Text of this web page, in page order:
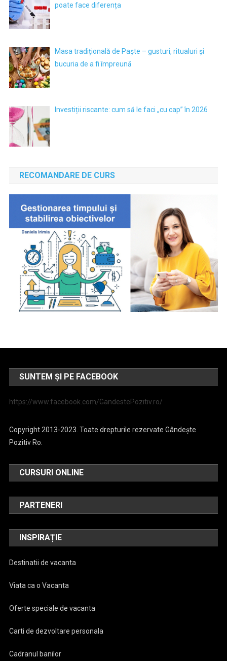
poate face diferența
Masa tradițională de Paște – gusturi, ritualuri și
bucuria de a fi împreună
Investiții riscante: cum să le faci „cu cap” în 2026
RECOMANDARE DE CURS
SUNTEM ȘI PE FACEBOOK
https://www.facebook.com/GandestePozitiv.ro/
Copyright 2013-2023. Toate drepturile rezervate Gândește
Pozitiv Ro.
CURSURI ONLINE
PARTENERI
INSPIRAȚIE
Destinatii de vacanta
Viata ca o Vacanta
Oferte speciale de vacanta
Carti de dezvoltare personala
Cadranul banilor